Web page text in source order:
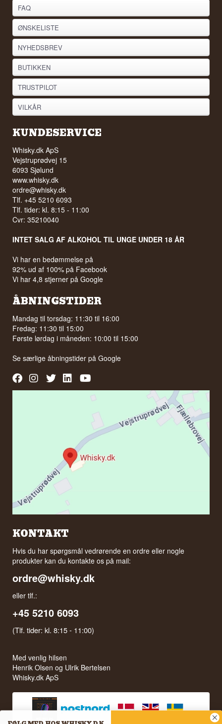
FAQ
ØNSKELISTE
NYHEDSBREV
BUTIKKEN
TRUSTPILOT
VILKÅR
KUNDESERVICE
Whisky.dk ApS
Vejstruprødvej 15
6093 Sjølund
www.whisky.dk
ordre@whisky.dk
Tlf. +45 5210 6093
Tlf. tider: kl. 8:15 - 11:00
Cvr: 35210040
INTET SALG AF ALKOHOL TIL UNGE UNDER 18 ÅR
Vi har en bedømmelse på
92% ud af 100% på Facebook
Vi har 4,8 stjerner på Google
ÅBNINGSTIDER
Mandag til torsdag: 11:30 til 16:00
Fredag: 11:30 til 15:00
Første lørdag i måneden: 10:00 til 15:00
Se særlige åbningstider påGoogle
KONTAKT
Hvis du har spørgsmål vedrørende en ordre eller nogle
produkter kan du kontakte os på mail:
ordre@whisky.dk
eller tlf.:
+45 5210 6093
(Tlf. tider: kl. 8:15 - 11:00)
Med venlig hilsen
Henrik Olsen og Ulrik Bertelsen
Whisky.dk ApS